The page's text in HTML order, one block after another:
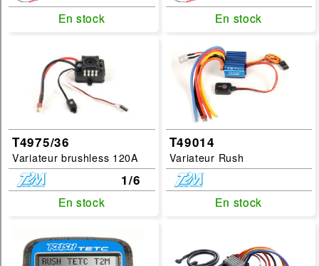
En stock
En stock En stock
En stock
T4975/36
Variateur brushless 120A
1/6
En stock
En stock
T49014
Variateur Rush
En stock
En stock